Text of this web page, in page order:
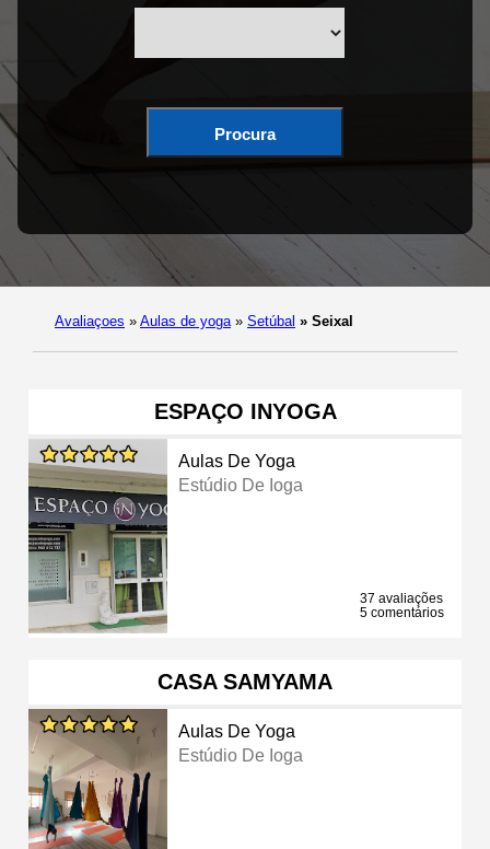
Procura
Avaliaçoes » Aulas de yoga » Setúbal » Seixal
ESPAÇO INYOGA
Aulas De Yoga
Estúdio De Ioga
37 avaliações
5 comentários
CASA SAMYAMA
Aulas De Yoga
Estúdio De Ioga